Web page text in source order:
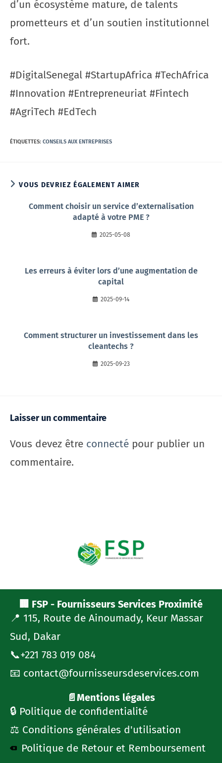
d’un écosystème mature, de talents
prometteurs et d’un soutien institutionnel
fort.
#DigitalSenegal #StartupAfrica #TechAfrica
#Innovation #Entrepreneuriat #Fintech
#AgriTech #EdTech
ÉTIQUETTES: CONSEILS AUX ENTREPRISES
VOUS DEVRIEZ ÉGALEMENT AIMER
Comment choisir un service d’externalisation
adapté à votre PME ?
2025-05-08
Les erreurs à éviter lors d’une augmentation de
capital
2025-09-14
Comment structurer un investissement dans les
cleantechs ?
2025-09-23
Laisser un commentaire
Vous devez être connecté pour publier un
commentaire.
🏢 FSP - Fournisseurs Services Proximité
📍 115, Route de Ainoumady, Keur Massar
Sud, Dakar
📞+221 783 019 084
📧 contact@fournisseursdeservices.com
📄Mentions légales
🔒 Politique de confidentialité
⚖️ Conditions générales d'utilisation
Politique de Retour et Remboursement